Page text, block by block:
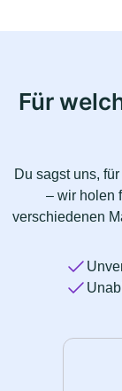
Für
Du sagst uns,
– wir holen
verschiedenen